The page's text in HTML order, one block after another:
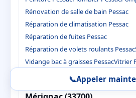
Rénovation de salle de bain Pessac
Réparation de climatisation Pessac
Réparation de fuites Pessac
Réparation de volets roulants Pessac
Vidange bac à graisses PessacVitrier
📞Appeler